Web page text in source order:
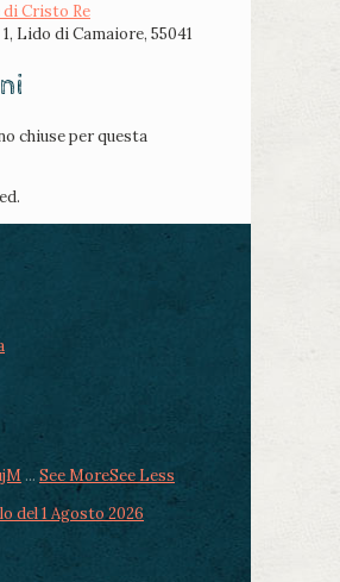
di Cristo Re
Lido di Camaiore, 55041
chiuse per questa
... See MoreSee Less
del 1 Agosto 2026